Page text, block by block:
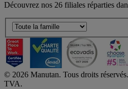
Découvrez nos 26 filiales réparties
© 2026 Manutan. Tous droits
TVA.